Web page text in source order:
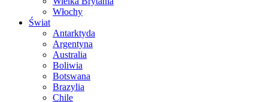
Włochy
Świat
Antarktyda
Argentyna
Australia
Boliwia
Botswana
Brazylia
Chile